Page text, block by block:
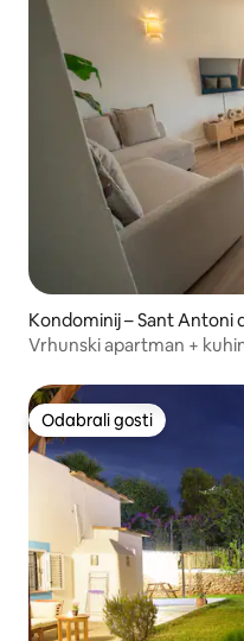
Kondominij – Sant Antoni
Vrhunski apartman +
Odabrali gosti
Odabrali gosti